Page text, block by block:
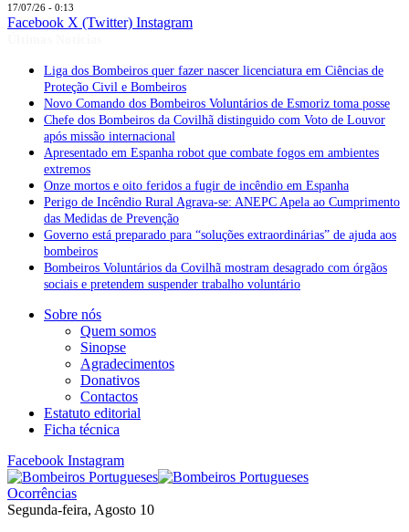
17/07/26 - 0:13
Facebook X (Twitter) Instagram
Liga dos Bombeiros quer fazer nascer licenciatura em Ciências de
Proteção Civil e Bombeiros
Novo Comando dos Bombeiros Voluntários de Esmoriz toma posse
Chefe dos Bombeiros da Covilhã distinguido com Voto de Louvor
após missão internacional
Apresentado em Espanha robot que combate fogos em ambientes
extremos
Onze mortos e oito feridos a fugir de incêndio em Espanha
Perigo de Incêndio Rural Agrava-se: ANEPC Apela ao Cumprimento
das Medidas de Prevenção
Governo está preparado para “soluções extraordinárias” de ajuda aos
bombeiros
Bombeiros Voluntários da Covilhã mostram desagrado com órgãos
sociais e pretendem suspender trabalho voluntário
Sobre nós
Quem somos
Sinopse
Agradecimentos
Donativos
Contactos
Estatuto editorial
Ficha técnica
Facebook Instagram
Ocorrências
Segunda-feira, Agosto 10